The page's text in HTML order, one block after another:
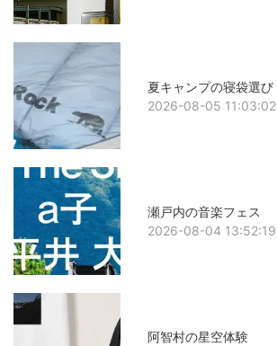
夏キャンプの寝袋選び
2026-08-05 11:03:02
瀬戸内の音楽フェス
2026-08-04 13:52:19
阿智村の星空体験